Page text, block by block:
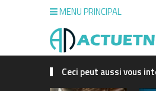
MENU PRINCIPAL
Ceci peut aussi vous